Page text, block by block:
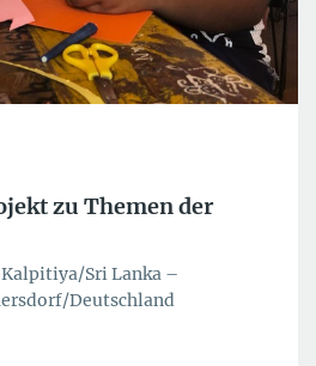
zu Themen der
Sri Lanka –
Deutschland